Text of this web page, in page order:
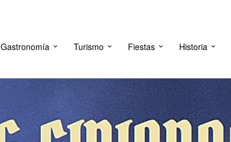
Gastronomía Turismo Fiestas Historia